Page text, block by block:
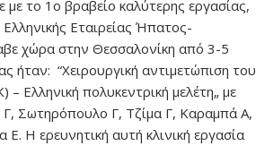
με το 1ο βραβείο καλύτερης εργασίας,
Εταιρείας Ήπατος-
χώρα στην Θεσσαλονίκη από 3-5
ήταν: “Χειρουργική αντιμετώπιση του
Ελληνική πολυκεντρική μελέτη„ με
Γ, Σωτηρόπουλο Γ, Τζίμα Γ, Καραμπά Α,
Η ερευνητική αυτή κλινική εργασία